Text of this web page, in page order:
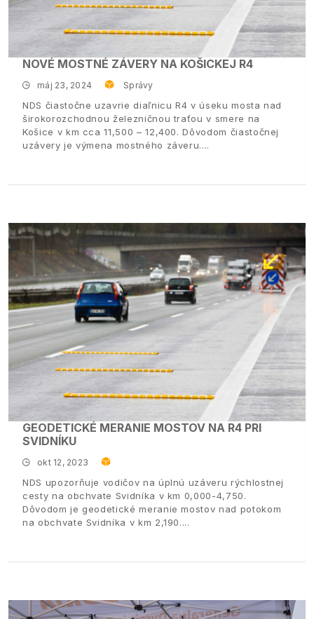
NOVÉ MOSTNÉ ZÁVERY NA KOŠICKEJ R4
máj 23, 2024 Správy
NDS čiastočne uzavrie diaľnicu R4 v úseku mosta nad
širokorozchodnou železničnou traťou v smere na
Košice v km cca 11,500 – 12,400. Dôvodom čiastočnej
uzávery je výmena mostného záveru.
GEODETICKÉ MERANIE MOSTOV NA R4 PRI
SVIDNÍKU
okt 12, 2023
NDS upozorňuje vodičov na úplnú uzáveru rýchlostnej
cesty na obchvate Svidníka v km 0,000-4,750.
Dôvodom je geodetické meranie mostov nad potokom
na obchvate Svidníka v km 2,190.